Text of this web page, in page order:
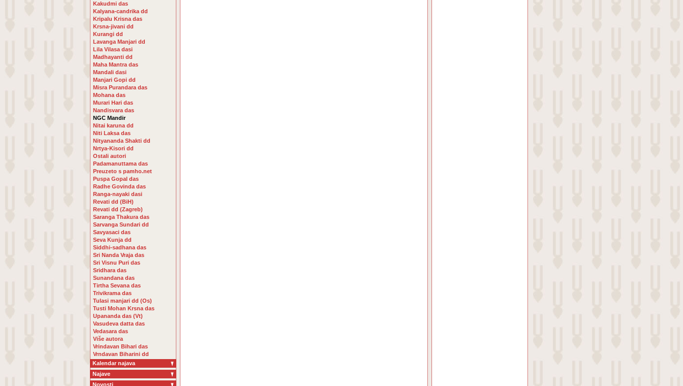
Kakudmi das
Kalyana-candrika dd
Kripalu Krisna das
Krsna-jivani dd
Kurangi dd
Lavanga Manjari dd
Lila Vilasa dasi
Madhayanti dd
Maha Mantra das
Mandali dasi
Manjari Gopi dd
Misra Purandara das
Mohana das
Murari Hari das
Nandisvara das
NGC Mandir
Nitai karuna dd
Niti Laksa das
Nityananda Shakti dd
Nrtya-Kisori dd
Ostali autori
Padamanuttama das
Preuzeto s pamho.net
Puspa Gopal das
Radhe Govinda das
Ranga-nayaki dasi
Revati dd (BiH)
Revati dd (Zagreb)
Saranga Thakura das
Sarvanga Sundari dd
Savyasaci das
Seva Kunja dd
Siddhi-sadhana das
Sri Nanda Vraja das
Sri Visnu Puri das
Sridhara das
Sunandana das
Tirtha Sevana das
Trivikrama das
Tulasi manjari dd (Os)
Tusti Mohan Krsna das
Upananda das (Vt)
Vasudeva datta das
Vedasara das
Više autora
Vrindavan Bihari das
Vrndavan Biharini dd
Kalendar najava
Najave
Novosti